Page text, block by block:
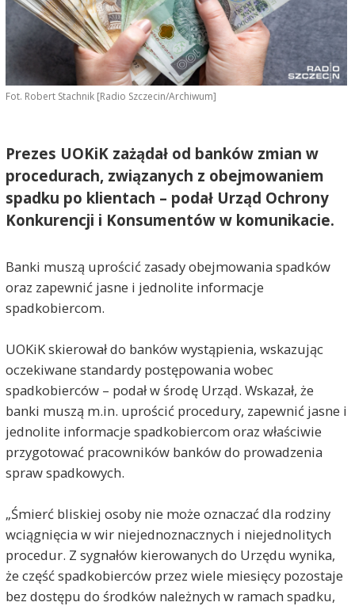
Fot. Robert Stachnik [Radio Szczecin/Archiwum]
Prezes UOKiK zażądał od banków zmian w
procedurach, związanych z obejmowaniem
spadku po klientach – podał Urząd Ochrony
Konkurencji i Konsumentów w komunikacie.
Banki muszą uprościć zasady obejmowania spadków
oraz zapewnić jasne i jednolite informacje
spadkobiercom.
UOKiK skierował do banków wystąpienia, wskazując
oczekiwane standardy postępowania wobec
spadkobierców – podał w środę Urząd. Wskazał, że
banki muszą m.in. uprościć procedury, zapewnić jasne i
jednolite informacje spadkobiercom oraz właściwie
przygotować pracowników banków do prowadzenia
spraw spadkowych.
„Śmierć bliskiej osoby nie może oznaczać dla rodziny
wciągnięcia w wir niejednoznacznych i niejednolitych
procedur. Z sygnałów kierowanych do Urzędu wynika,
że część spadkobierców przez wiele miesięcy pozostaje
bez dostępu do środków należnych w ramach spadku,